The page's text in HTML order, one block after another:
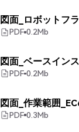
図面_ロボットフ
PDF 0.2Mb
図面_ベースイン
PDF 0.2Mb
図面_作業範囲
PDF 0.3Mb